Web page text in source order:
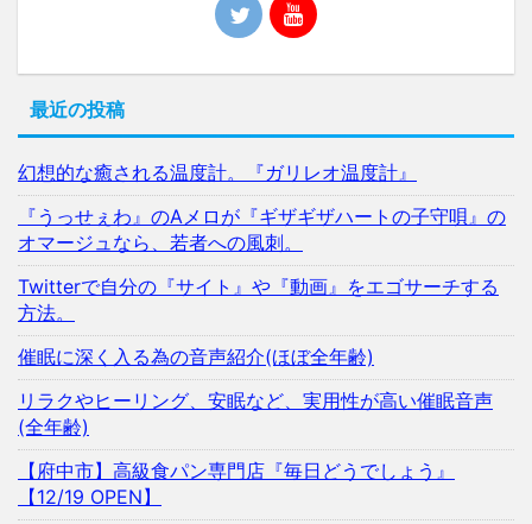
最近の投稿
幻想的な癒される温度計。『ガリレオ温度計』
『うっせぇわ』のAメロが『ギザギザハートの子守唄』の
オマージュなら、若者への風刺。
Twitterで自分の『サイト』や『動画』をエゴサーチする
方法。
催眠に深く入る為の音声紹介(ほぼ全年齢)
リラクやヒーリング、安眠など、実用性が高い催眠音声
(全年齢)
【府中市】高級食パン専門店『毎日どうでしょう』
【12/19 OPEN】